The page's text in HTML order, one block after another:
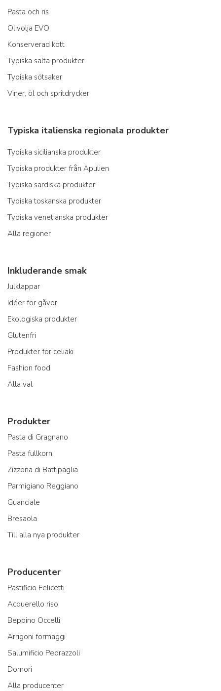
Pasta och ris
Olivolja EVO
Konserverad kött
Typiska salta produkter
Typiska sötsaker
Viner, öl och spritdrycker
Typiska italienska regionala produkter
Typiska sicilianska produkter
Typiska produkter från Apulien
Typiska sardiska produkter
Typiska toskanska produkter
Typiska venetianska produkter
Alla regioner
Inkluderande smak
Julklappar
Idéer för gåvor
Ekologiska produkter
Glutenfri
Produkter för celiaki
Fashion food
Alla val
Produkter
Pasta di Gragnano
Pasta fullkorn
Zizzona di Battipaglia
Parmigiano Reggiano
Guanciale
Bresaola
Till alla nya produkter
Producenter
Pastificio Felicetti
Acquerello riso
Beppino Occelli
Arrigoni formaggi
Salumificio Pedrazzoli
Domori
Alla producenter